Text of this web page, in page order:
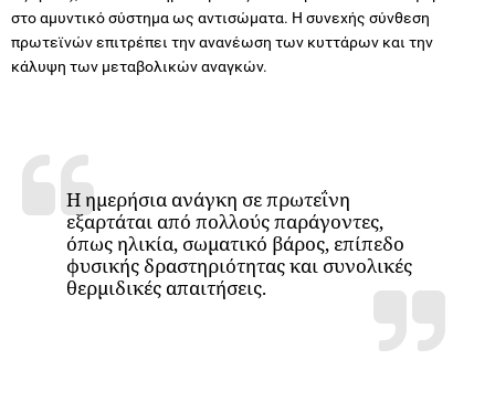
στο αμυντικό σύστημα ως αντισώματα. Η συνεχής σύνθεση
πρωτεϊνών επιτρέπει την ανανέωση των κυττάρων και την
κάλυψη των μεταβολικών αναγκών.
Η ημερήσια ανάγκη σε πρωτεΐνη
εξαρτάται από πολλούς παράγοντες,
όπως ηλικία, σωματικό βάρος, επίπεδο
φυσικής δραστηριότητας και συνολικές
θερμιδικές απαιτήσεις.